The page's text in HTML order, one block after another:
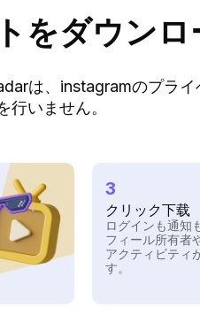
をダウンロ
は、instagramのプラ
いません。
3
クリック下载
ログインも通知
フィール所有者
アクティビティ
す。